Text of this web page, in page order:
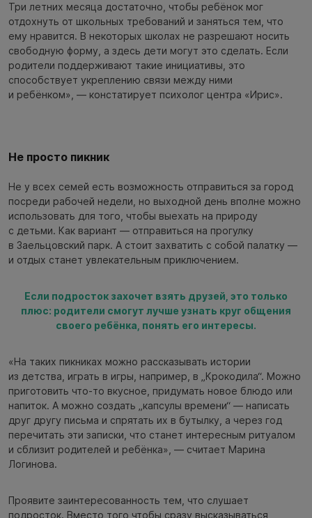
Три летних месяца достаточно, чтобы ребёнок мог
отдохнуть от школьных требований и заняться тем, что
ему нравится. В некоторых школах не разрешают носить
свободную форму, а здесь дети могут это сделать. Если
родители поддерживают такие инициативы, это
способствует укреплению связи между ними
и ребёнком», — констатирует психолог центра «Ирис».
Не просто пикник
Не у всех семей есть возможность отправиться за город
посреди рабочей недели, но выходной день вполне можно
использовать для того, чтобы выехать на природу
с детьми. Как вариант — отправиться на прогулку
в Заельцовский парк. А стоит захватить с собой палатку —
и отдых станет увлекательным приключением.
Если подросток захочет взять друзей, это только
плюс: родители смогут лучше узнать круг общения
своего ребёнка, понять его интересы.
«На таких пикниках можно рассказывать истории
из детства, играть в игры, например, в „Крокодила“. Можно
приготовить что-то вкусное, придумать новое блюдо или
напиток. А можно создать „капсулы времени“ — написать
друг другу письма и спрятать их в бутылку, а через год
перечитать эти записки, что станет интересным ритуалом
и сблизит родителей и ребёнка», — считает Марина
Логинова.
Проявите заинтересованность тем, что слушает
подросток. Вместо того чтобы сразу высказываться